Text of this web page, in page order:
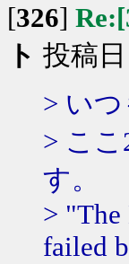
[326]
ト 投稿
> い
> こ
す。
> "The
failed